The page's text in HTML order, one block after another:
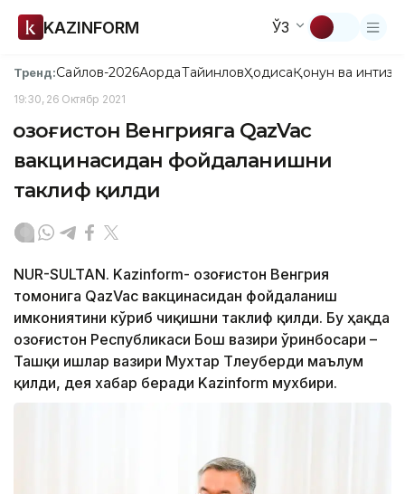
KAZINFORM ЎЗ
Тренд:Сайлов-2026АқордаТайинловҲодисаҚонун ва
19:30, 26 Октябр 2021
Қозоғистон Венгрияга QazVac
вакцинасидан фойдаланишни
таклиф қилди
NUR-SULTAN. Kazinform- Қозоғистон Венгрия
томонига QazVac вакцинасидан фойдаланиш
имкониятини кўриб чиқишни таклиф қилди. Бу ҳақда
Қозоғистон Республикаси Бош вазири ўринбосари –
Ташқи ишлар вазири Мухтар Тлеуберди маълум
қилди, дея хабар беради Kazinform мухбири.